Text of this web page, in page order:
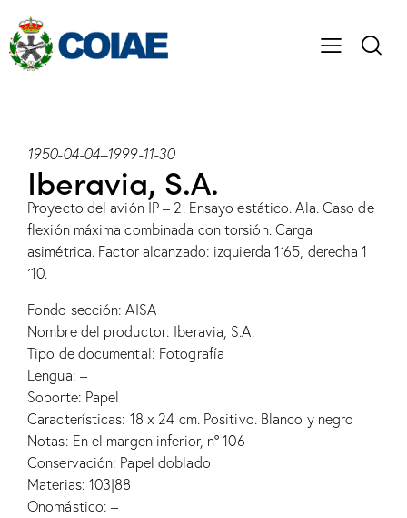
1950-04-04–1999-11-30
Iberavia, S.A.
Proyecto del avión IP – 2. Ensayo estático. Ala. Caso de
flexión máxima combinada con torsión. Carga
asimétrica. Factor alcanzado: izquierda 1´65, derecha 1
´10.
Fondo sección: AISA
Nombre del productor: Iberavia, S.A.
Tipo de documental: Fotografía
Lengua: –
Soporte: Papel
Características: 18 x 24 cm. Positivo. Blanco y negro
Notas: En el margen inferior, nº 106
Conservación: Papel doblado
Materias: 103|88
Onomástico: –